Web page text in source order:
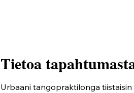
Tietoa
Urbaani tangopraktilonga tiistaisin